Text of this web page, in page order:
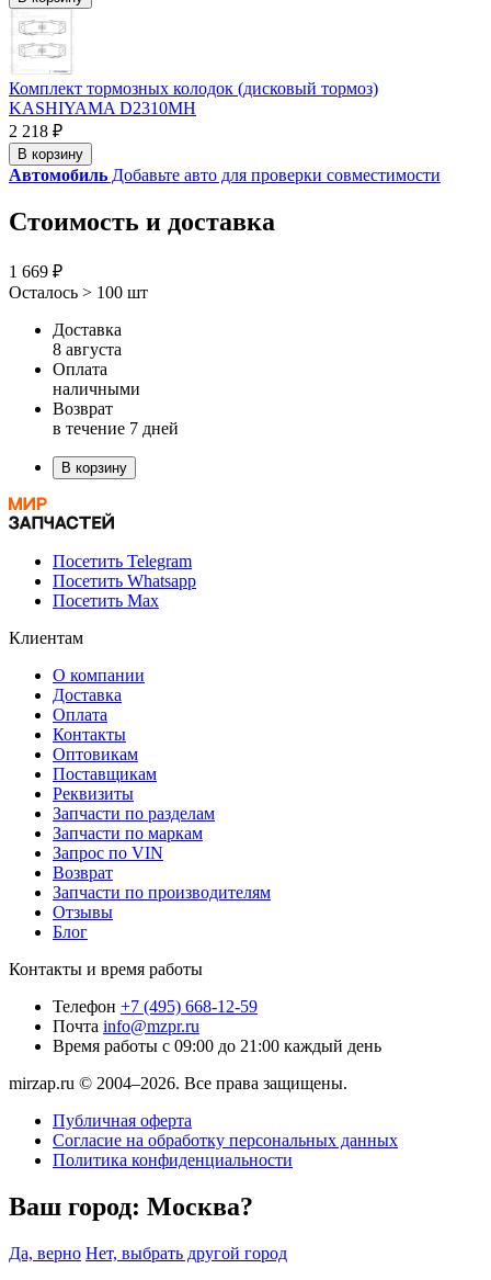
Комплект тормозных колодок (дисковый тормоз)
KASHIYAMA D2310MH
2 218 ₽
В корзину
Автомобиль Добавьте авто для проверки совместимости
Стоимость и доставка
1 669 ₽
Осталось > 100 шт
Доставка
8 августа
Оплата
наличными
Возврат
в течение 7 дней
В корзину
Посетить Telegram
Посетить Whatsapp
Посетить Max
Клиентам
О компании
Доставка
Оплата
Контакты
Оптовикам
Поставщикам
Реквизиты
Запчасти по разделам
Запчасти по маркам
Запрос по VIN
Возврат
Запчасти по производителям
Отзывы
Блог
Контакты и время работы
Телефон +7 (495) 668-12-59
Почта info@mzpr.ru
Время работы с 09:00 до 21:00 каждый день
mirzap.ru © 2004–2026. Все права защищены.
Публичная оферта
Согласие на обработку персональных данных
Политика конфиденциальности
Ваш город: Москва?
Да, верно Нет, выбрать другой город